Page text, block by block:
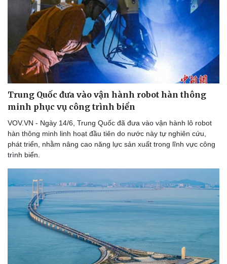
Doanh nghiệp
Thông tin doanh nghiệp
Doanh nghiệp 24h
Doanh nhân
Vì cộng đồng
Công nghệ
Sành điệu
Tin Công nghệ
Trải nghiệm
Chuyển đổi số
Trung Quốc đưa vào vận hành robot hàn thông
minh phục vụ công trình biển
VOV.VN - Ngày 14/6, Trung Quốc đã đưa vào vận hành lô robot
hàn thông minh linh hoạt đầu tiên do nước này tự nghiên cứu,
phát triển, nhằm nâng cao năng lực sản xuất trong lĩnh vực công
trình biển.